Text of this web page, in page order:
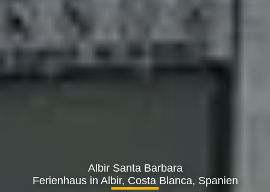
Albir Santa Barbara
Ferienhaus in Albir, Costa Blanca, Spanien